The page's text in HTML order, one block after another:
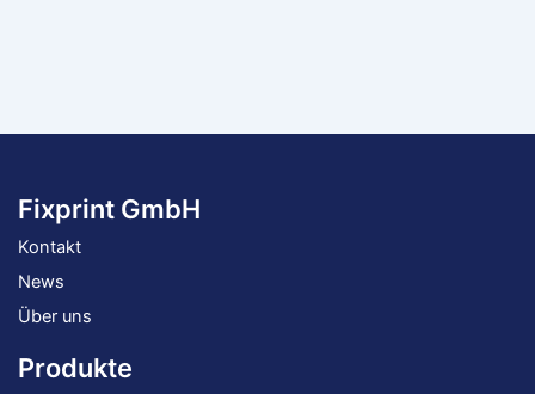
Fixprint GmbH
Kontakt
News
Über uns
Produkte